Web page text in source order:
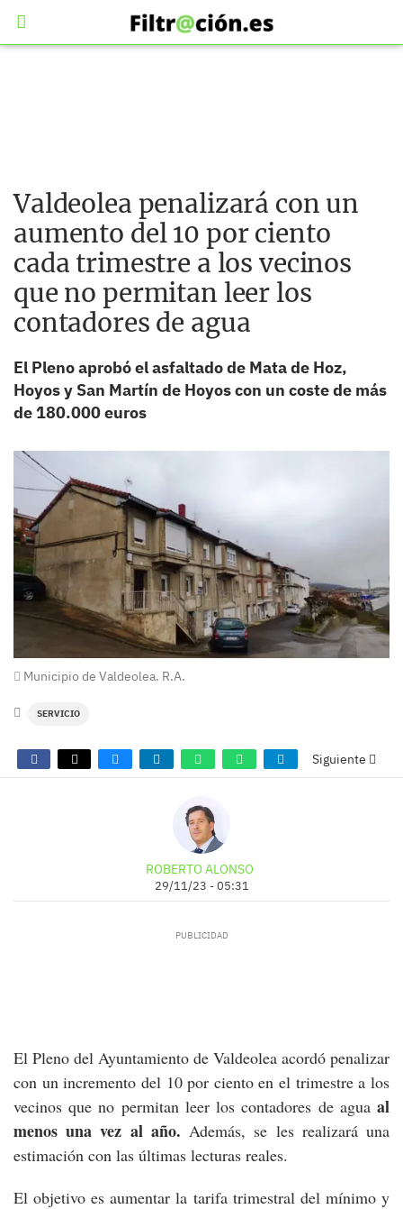
Valdeolea penalizará con un
aumento del 10 por ciento
cada trimestre a los vecinos
que no permitan leer los
contadores de agua
El Pleno aprobó el asfaltado de Mata de Hoz,
Hoyos y San Martín de Hoyos con un coste de más
de 180.000 euros
Municipio de Valdeolea. R.A.
SERVICIO
Siguiente
ROBERTO ALONSO
29/11/23 - 05:31
El Pleno del Ayuntamiento de Valdeolea acordó penalizar
con un incremento del 10 por ciento en el trimestre a los
vecinos que no permitan leer los contadores de agua al
menos una vez al año. Además, se les realizará una
estimación con las últimas lecturas reales.
El objetivo es aumentar la tarifa trimestral del mínimo y